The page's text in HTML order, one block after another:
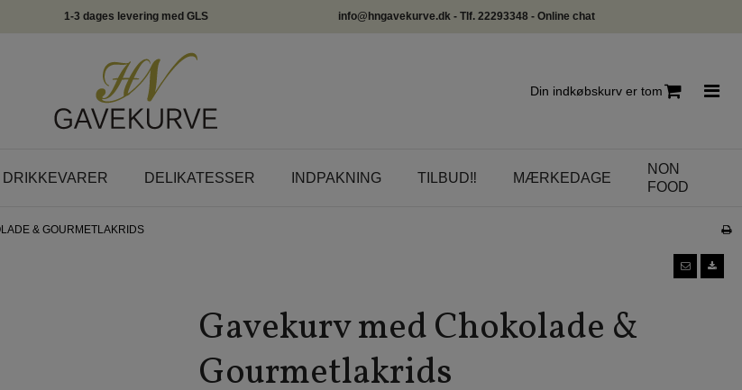
1-3 dages levering med GLS info@hngavekurve.dk - Tlf. 22293348 - Online chat
Din indkøbskurv er tom
DRIKKEVARER DELIKATESSER INDPAKNING TILBUD‼️ MÆRKEDAGE
NON
FOOD
& GOURMETLAKRIDS
Gavekurv med Chokolade &
Gourmetlakrids